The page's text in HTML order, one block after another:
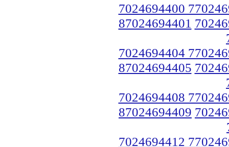
7024694400
87024694401
7024694404
87024694405
7024694408
87024694409
7024694412